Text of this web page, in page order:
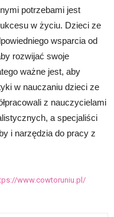
potrzebami jest
w życiu. Dzieci ze
wsparcia od
rozwijać swoje
ważne jest, aby
w nauczaniu dzieci ze
z nauczycielami
a specjaliści
i narzędzia do pracy z
www.cowtoruniu.pl/